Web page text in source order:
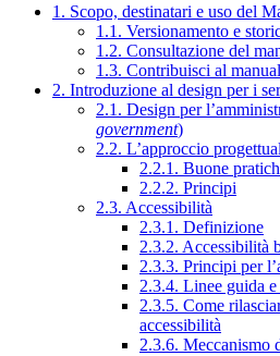
1. Scopo, destinatari e uso del
1.1. Versionamento e
1.2. Consultazione del
1.3. Contribuisci al
2. Introduzione al design per i
2.1. Design per
government)
2.2. L’approccio
2.2.1. Buone
2.2.2. Principi
2.3. Accessibilità
2.3.1. Definizione
2.3.2. Accessibilità
2.3.3. Principi per
2.3.4. Linee guida
2.3.5. Come
accessibilità
2.3.6. Meccanismo